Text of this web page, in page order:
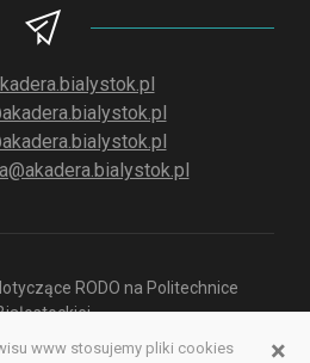
RODO na Politechnice
×
www stosujemy pliki cookies